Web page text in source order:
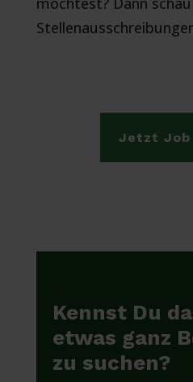
Jetzt Job
Kennst Du
etwas ganz
zu suchen?